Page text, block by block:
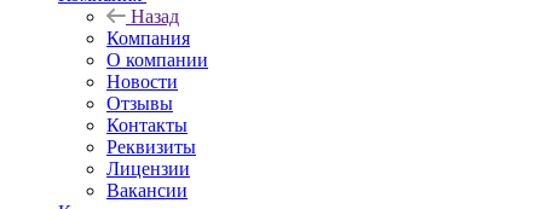
Назад
Компания
О компании
Новости
Отзывы
Контакты
Реквизиты
Лицензии
Вакансии